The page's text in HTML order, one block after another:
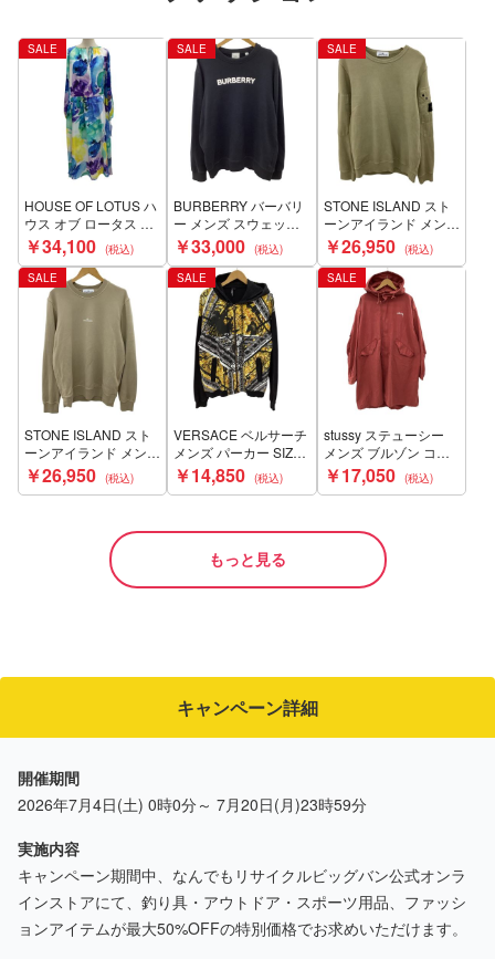
SALE
HOUSE OF LOTUS ハ
ウス オブ ロータス レ
ディース 未使用 ワン
ピーズ SIZE M ブルー
Sランク
￥34,100
SALE
BURBERRY バーバリ
ー メンズ スウェット
トレーナー SIZE L ブ
ラック Bランク
￥33,000
SALE
STONE ISLAND スト
ーンアイランド メンズ
スウェット SIZE M
811563920 カーキ B
ランク
￥26,950
SALE
STONE ISLAND スト
ーンアイランド メンズ
スウェット SIZE L
K1S15600665S0083
￥26,950
SALE
VERSACE ベルサーチ
メンズ パーカー SIZE
L ブラック Bランク
￥14,850
SALE
stussy ステューシー
メンズ ブルゾン コー
ト SIZE M ピンク Cラ
ンク
￥17,050
もっと見る
キャンペーン詳細
開催期間
2026年7月4日(土) 0時0分～ 7月20日(月)23時59分
実施内容
キャンペーン期間中、なんでもリサイクルビッグバン公式オンラ
インストアにて、釣り具・アウトドア・スポーツ用品、ファッシ
ョンアイテムが最大50%OFFの特別価格でお求めいただけます。